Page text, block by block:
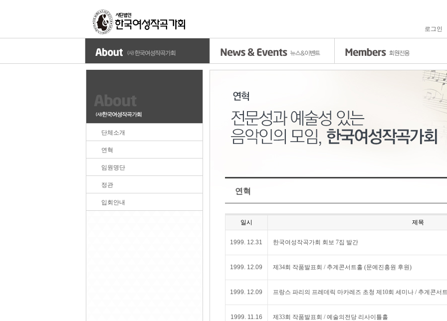
로그인
단체소개
연혁
임원명단
정관
입회안내
연혁
일시 제목
1999. 12.31 한국여성작곡가회 회보 7집 발간
1999. 12.09 제34회 작품발표회 / 추계콘서트홀 (문예진흥원 후원)
1999. 12.09 프랑스 파리의 프레데릭 마카레즈 초청 제10회 세미나 / 추계콘서
1999. 11.16 제33회 작품발표회 / 예술의전당 리사이틀홀